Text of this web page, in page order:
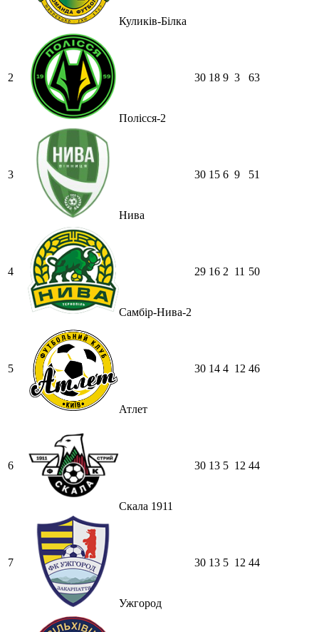
Куликів-Білка
2
Полісся-2
30 18 9 3 63
3
Нива
30 15 6 9 51
4
Самбір-Нива-2
29 16 2 11 50
5
Атлет
30 14 4 12 46
6
Скала 1911
30 13 5 12 44
7
Ужгород
30 13 5 12 44